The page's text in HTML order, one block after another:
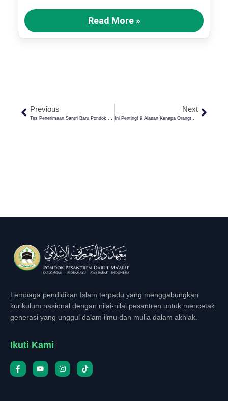
Read More »
Previous Next
Ini Penting! 9 Alasan Kenapa Orangtua Harus Mesantrenkan Anaknya
Lembaga pendidikan Islam terpadu yang menggabungkan
kurikulum nasional dengan nilai-nilai pesantren untuk mencetak
generasi yang unggul dalam ilmu dan mulia dalam akhlak.
Ikuti Kami